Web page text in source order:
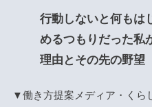
行動しないと何もは
めるつもりだった私
理由とその先の野望
▼働き方提案メディア・くら